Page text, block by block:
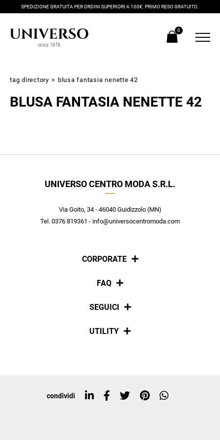
SPEDIZIONE GRATUITA PER ORDINI SUPERIORI A 100€. PRIMO RESO GRATUITO.
0
tag directory > blusa fantasia nenette 42
BLUSA FANTASIA NENETTE 42
UNIVERSO CENTRO MODA S.R.L.
Via Goito, 34 - 46040 Guidizzolo (MN)
Tel. 0376 819361 - info@universocentromoda.com
CORPORATE
Chi siamo
FAQ
Pagamenti
SEGUICI
Social
UTILITY
Top ricerche
condividi
Ricevi subito il tuo promocode con lo sconto del 20% su tutti i
nuovi arrivi utilizzabile anche in negozio!
scopri in anteprima le offerte in esclusiva a te riservate.